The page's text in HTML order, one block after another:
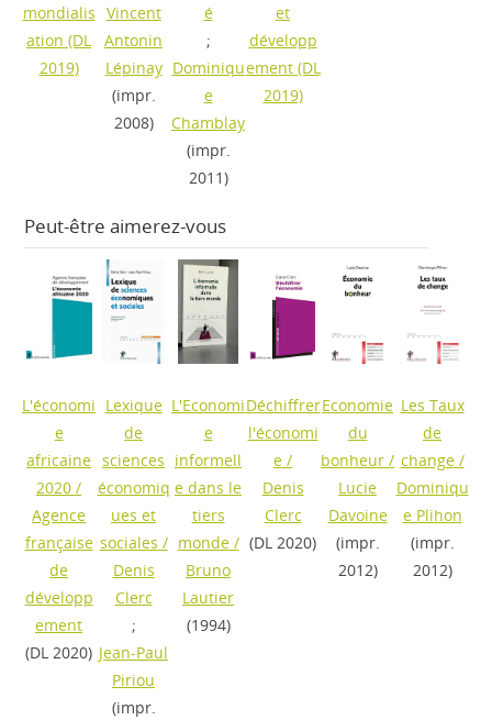
mondialis
ation (DL
2019)
Vincent
Antonin
Lépinay
(impr.
2008)
é
;
Dominiqu
e
Chamblay
(impr.
2011)
et
développ
ement(DL
2019)
Peut-être aimerez-vous
L'économi
e
africaine
2020 /
Agence
française
de
développ
ement
(DL 2020)
Lexique
de
sciences
économiq
ues et
sociales /
Denis
Clerc
;
Jean-Paul
Piriou
(impr.
L'Economi
e
informell
e dans le
tiers
monde/
Bruno
Lautier
(1994)
Déchiffrer
l'économi
e /
Denis
Clerc
(DL 2020)
Economie
du
bonheur /
Lucie
Davoine
(impr.
2012)
Les Taux
de
change/
Dominiqu
e Plihon
(impr.
2012)